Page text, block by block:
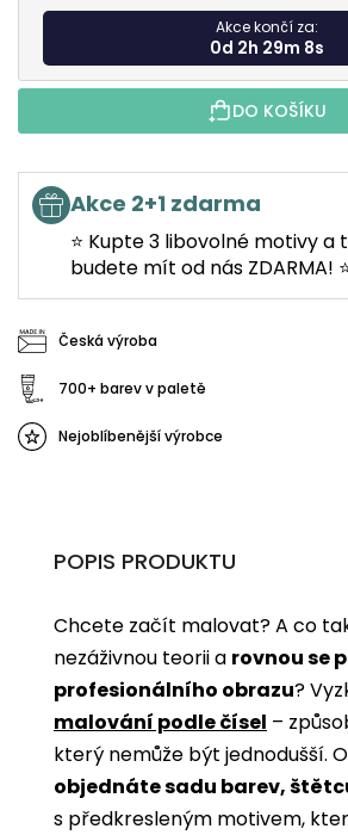
Akce končí za:
0d 2h 29m 7s
DO KOŠÍKU
Akce 2+1 zdarma
⭐ Kupte 3 libovolné motivy a
budete mít od nás ZDARMA!
Česká výroba
700+ barev v paletě
Nejoblíbenější výrobce
POPIS PRODUKTU
Chcete začít malovat? A co
nezáživnou teorii a rovnou se
profesionálního obrazu?
malování podle čísel ­­–
který nemůže být jednodušší.
objednáte sadu barev,
s předkresleným motivem,